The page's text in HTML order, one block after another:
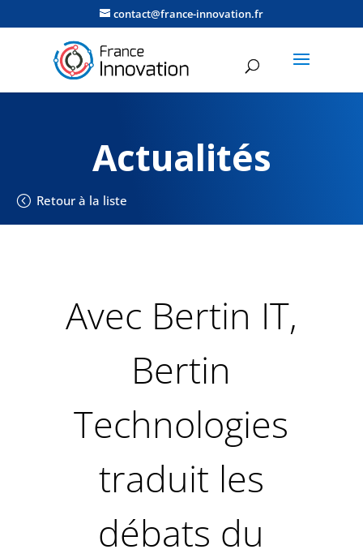
contact@france-innovation.fr
Actualités
Retour à la liste
Avec Bertin IT,
Bertin
Technologies
traduit les
débats du